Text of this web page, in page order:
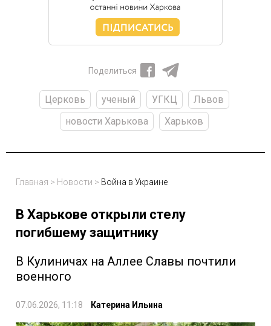
Поделиться
Церковь ученый УГКЦ
Львов
новости Харькова
Харьков
Главная > Новости > Война в Украине
В Харькове открыли стелу
погибшему защитнику
В Кулиничах на Аллее Славы почтили
военного
07.06.2026, 11:18 Катерина Ильина